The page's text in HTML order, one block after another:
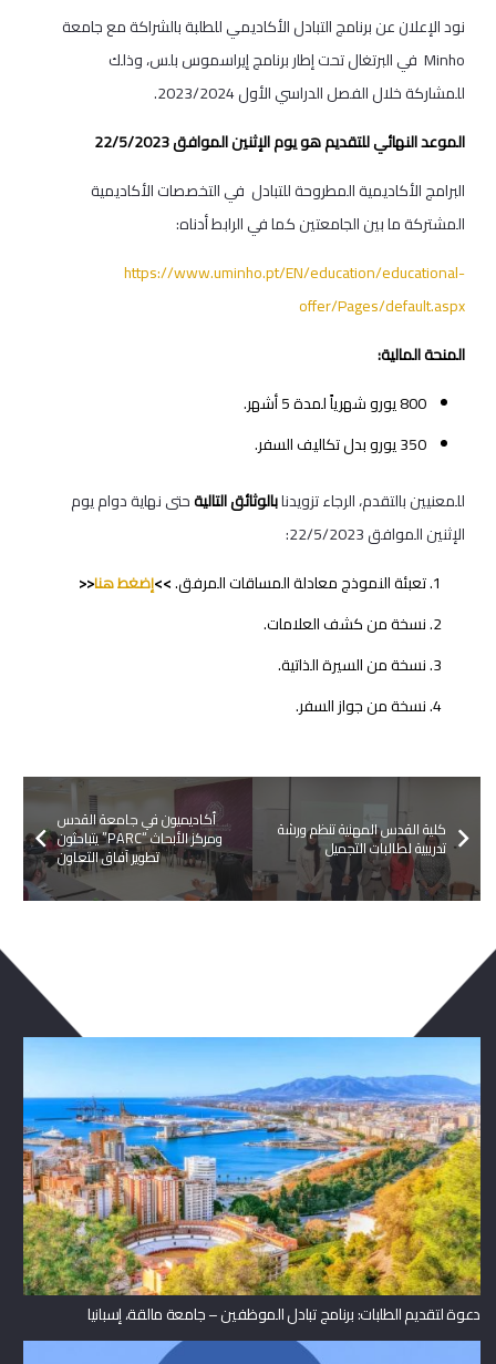
نود الإعلان عن برنامج التبادل الأكاديمي للطلبة بالشراكة مع جامعة
Minho في البرتغال تحت إطار برنامج إيراسموس بلس، وذلك
للمشاركة خلال الفصل الدراسي الأول 2023/2024.
الموعد النهائي للتقديم هو يوم الإثنين الموافق 22/5/2023
البرامج الأكاديمية المطروحة للتبادل في التخصصات الأكاديمية
المشتركة ما بين الجامعتين كما في الرابط أدناه:
https://www.uminho.pt/EN/education/educational-
offer/Pages/default.aspx
المنحة المالية:
800 يورو شهرياً لمدة 5 أشهر.
350 يورو بدل تكاليف السفر.
للمعنيين بالتقدم، الرجاء تزويدنابالوثائق التاليةحتى نهاية دوام يوم
الإثنين الموافق 22/5/2023:
تعبئة النموذج معادلة المساقات المرفق.>>إضغط هنا<<
نسخة من كشف العلامات.
نسخة من السيرة الذاتية.
نسخة من جواز السفر.
أكاديميون في جامعة القدس
ومركز الأبحاث “PARC” يتباحثون
تطوير آفاق التعاون
كلية القدس المهنية تنظم ورشة
تدريبية لطالبات التجميل
دعوة لتقديم الطلبات: برنامج تبادل الموظفين – جامعة مالقة، إسبانيا